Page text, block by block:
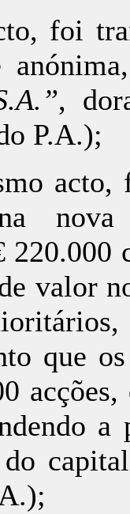
foi
,
P.A.);
acto,
nova
220.000
valor
que
a